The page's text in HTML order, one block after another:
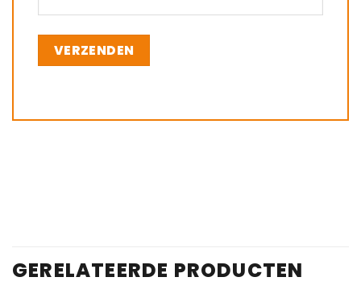
GERELATEERDE PRODUCTEN